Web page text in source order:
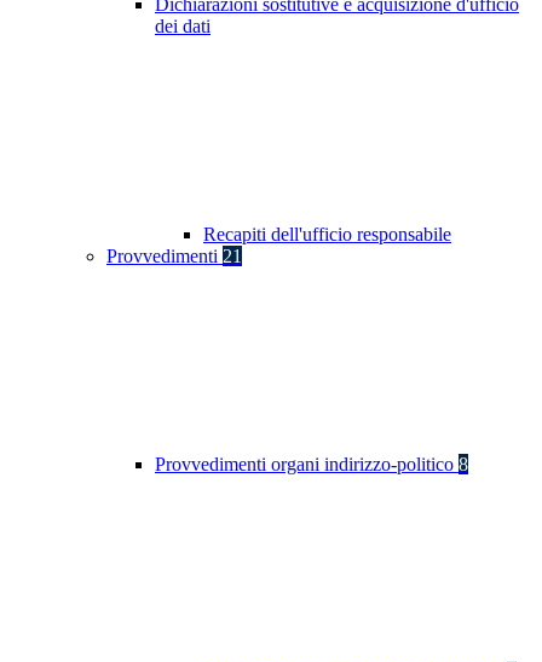
Dichiarazioni sostitutive e acquisizione d'ufficio
dei dati
Recapiti dell'ufficio responsabile
Provvedimenti 21
Provvedimenti organi indirizzo-politico 8